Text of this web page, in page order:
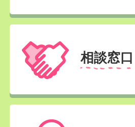
相談窓口